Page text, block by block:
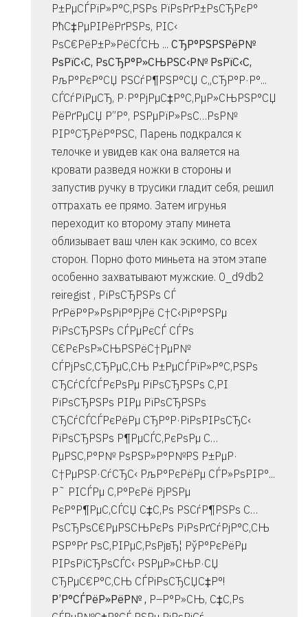
Р±РµСЃРїР»Р°С‚РЅРѕ РїРѕРґР±РѕСЂРєР°
РћС‡РµРІРёРґРЅРѕ, РІС‹
РѕС€РёР±Р»РёСЃСЊ ... СЂР°РЅРЅРёР№
РѕРїС‹С‚ РѕСЂР°Р»СЊРЅС‹Р№ РѕРїС‹С‚
РљР°РєР°СЏ РЅСѓР¶РЅР°СЏ С„СЂР°Р·Р°...
СЃСѓРїРµСЂ, Р·Р°РјРµС‡Р°С‚РµР»СЊРЅР°СЏ
РёРґРµСЏ Р”Р°, РЅРµРїР»РѕС…РѕР№
РІР°СЂРёР°РЅС‚ Парень подкрался к
телочке и увидев как она валяется на
кровати разведя ножки в стороны и
запустив ручку в трусики гладит себя, решил
оттрахать ее прямо. Затем игрунья
переходит ко второму этапу минета
облизывает ваш член как эскимо, со всех
сторон. Порно фото миньета на этом этапе
особенно захватывают мужские. 0_d9db2
reiregist , РїРѕСЂРЅРѕ СЃ
РґРёР°Р»РѕРіР°РјРё С†С‹РіР°РЅРµ
РїРѕСЂРЅРѕ СЃРµРєСЃ СЃРѕ
С€РєРѕР»СЊРЅРёС†РµР№
СЃРјРѕС‚СЂРµС‚СЊ Р±РµСЃРїР»Р°С‚РЅРѕ
СЂСѓСЃСЃРєРѕРµ РїРѕСЂРЅРѕ С‚РІ
РїРѕСЂРЅРѕ РІРµ РїРѕСЂРЅРѕ
СЂСѓСЃСЃРєРёРµ СЂР°Р·РіРѕРІРѕСЂС‹
РїРѕСЂРЅРѕ Р¶РµСЃС‚РєРѕРµ С…
РµРЅС‚Р°Р№ РѕРЅР»Р°Р№РЅ Р±РµР·
С†РµРЅР·СѓСЂС‹ РљР°РєРёРµ СЃР»РѕРІР°...
Р˜ РІСЃРµ С‚Р°РєРё РјРЅРµ
РєР°Р¶РµС‚СЃСЏ С‡С‚Рѕ РЅСѓР¶РЅРѕ С…
РѕСЂРѕС€РµРЅСЊРєРѕ РїРѕРґСѓРјР°С‚СЊ
РЅР°Рґ РѕС‚РІРµС‚РѕРјвЂ¦ РўР°РєРёРµ
РІРѕРїСЂРѕСЃС‹ РЅРµР»СЊР·СЏ
СЂРµС€Р°С‚СЊ СЃРіРѕСЂСЏС‡Р°!
Р’Р°СЃРёР»РёР№ , Р–Р°Р»СЊ, С‡С‚Рѕ